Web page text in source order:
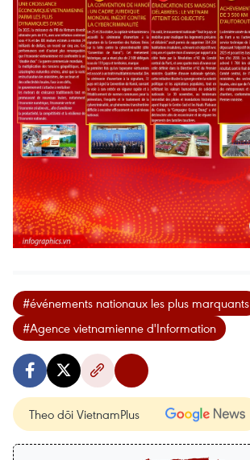
#événements nationaux les plus marquants
#Agence vietnamienne d'Information
Theo dõi VietnamPlus